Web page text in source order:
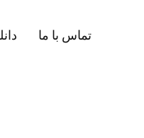
تماس با ما